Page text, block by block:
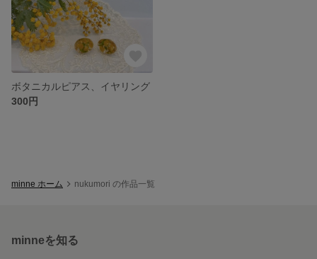
ボタニカルピアス、イヤリング
300円
minne ホーム nukumori の作品一覧
minneを知る